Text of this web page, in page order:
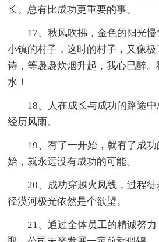
长。总有比成功更重要的事。
17、秋风吹拂，金色的阳光慢
小镇的村子，这时的村子，又像
诗，等袅袅炊烟升起，我心已醉
水！
18、人在成长与成功的路途中
经历风雨。
19、有了一开始，就有了成功
始，就永远没有成功的可能。
20、成功穿越火凤线，过程徒
径漠河极光依然是个欲望。
21、通过全体员工的精诚努力